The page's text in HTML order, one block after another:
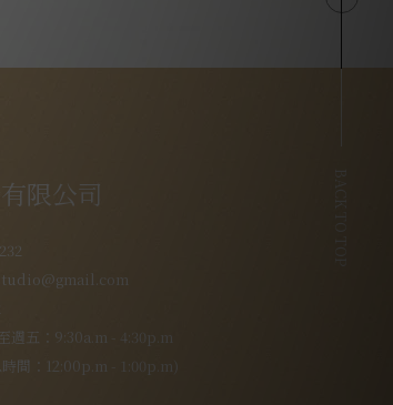
限公司
週五：9:30a.m - 4:30p.m
間：12:00p.m - 1:00p.m)
BACK TO TOP